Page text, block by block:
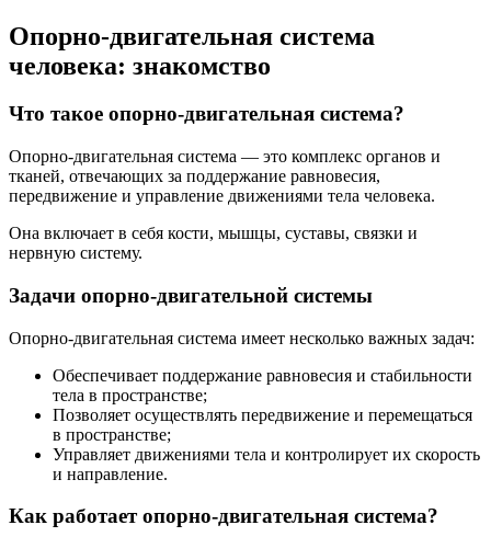
Опорно-двигательная система
человека: знакомство
Что такое опорно-двигательная система?
Опорно-двигательная система — это комплекс органов и
тканей, отвечающих за поддержание равновесия,
передвижение и управление движениями тела человека.
Она включает в себя кости, мышцы, суставы, связки и
нервную систему.
Задачи опорно-двигательной системы
Опорно-двигательная система имеет несколько важных задач:
Обеспечивает поддержание равновесия и стабильности
тела в пространстве;
Позволяет осуществлять передвижение и перемещаться
в пространстве;
Управляет движениями тела и контролирует их скорость
и направление.
Как работает опорно-двигательная система?